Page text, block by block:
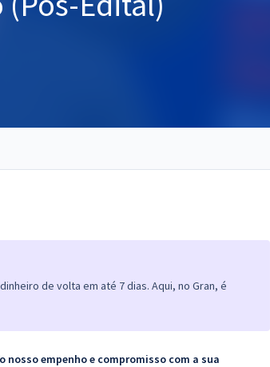
de volta em até 7 dias. Aqui, no Gran, é
nosso empenho e compromisso com a sua